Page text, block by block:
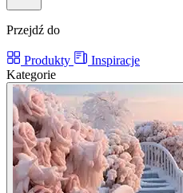
Przejdź do
Produkty
Inspiracje
Kategorie